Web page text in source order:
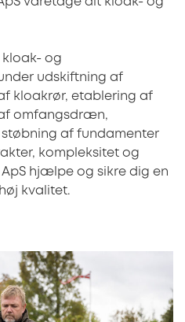
kloak- og
udskiftning af
kloakrør, etablering af
omfangsdræn,
af fundamenter
kompleksitet og
hjælpe og sikre dig en
kvalitet.